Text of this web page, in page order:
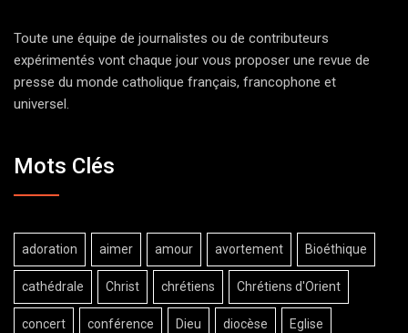
Toute une équipe de journalistes ou de contributeurs
expérimentés vont chaque jour vous proposer une revue de
presse du monde catholique français, francophone et
universel.
Mots Clés
adoration aimer amour avortement Bioéthique
cathédrale Christ chrétiens Chrétiens d'Orient
concert conférence Dieu diocèse Eglise